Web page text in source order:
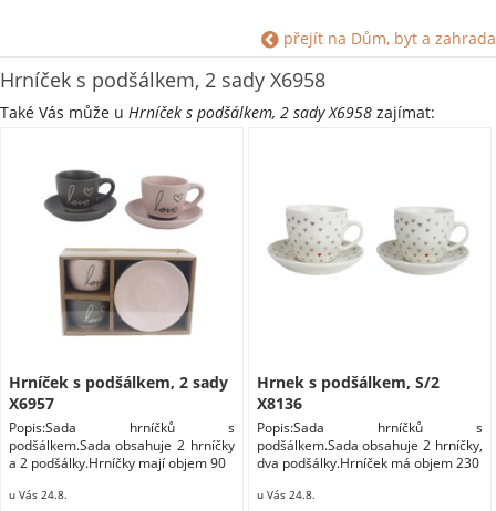
přejít na Dům, byt a zahrada
Hrníček s podšálkem, 2 sady X6958
Také Vás může u Hrníček s podšálkem, 2 sady X6958 zajímat:
Hrníček s podšálkem, 2 sady
X6957
Popis:Sada hrníčků s
podšálkem.Sada obsahuje 2 hrníčky
a 2 podšálky.Hrníčky mají objem 90
u Vás 24.8.
Hrnek s podšálkem, S/2
X8136
Popis:Sada hrníčků s
podšálkem.Sada obsahuje 2 hrníčky,
dva podšálky.Hrníček má objem 230
u Vás 24.8.